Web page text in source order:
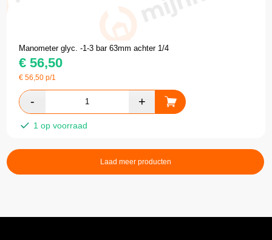
Manometer glyc. -1-3 bar 63mm achter 1/4
€ 56,50
€56,50 p/1
1 op voorraad
Laad meer producten